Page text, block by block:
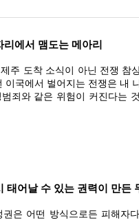
에서 맴도는 메아리
주 도착 소식이 아닌 전쟁 참
국에서 벌어지는 전쟁은 내
죄와 같은 위험이 커진다는
태어날 수 있는 권력이 만든
은 어떤 방식으로든 피해자